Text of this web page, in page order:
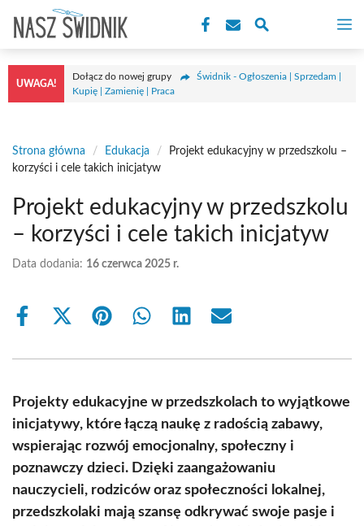
treści
UWAGA!
Dołącz do nowej grupy
Świdnik - Ogłoszenia | Sprzedam |
Kupię | Zamienię | Praca
Strona główna / Edukacja /
Projekt edukacyjny w przedszkolu –
korzyści i cele takich inicjatyw
Projekt edukacyjny w przedszkolu
– korzyści i cele takich inicjatyw
Data dodania: 16 czerwca 2025 r.
Share
Share
(Twitter)
Share Share Share Share
Projekty edukacyjne w przedszkolach to wyjątkowe
inicjatywy, które łączą naukę z radością zabawy,
wspierając rozwój emocjonalny, społeczny i
poznawczy dzieci. Dzięki zaangażowaniu
nauczycieli, rodziców oraz społeczności lokalnej,
przedszkolaki mają szansę odkrywać swoje pasje i